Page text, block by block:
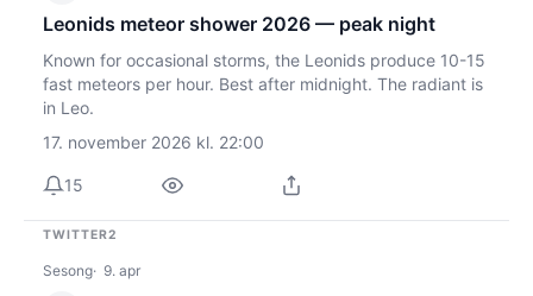
Leonids meteor shower 2026 — peak night
Known for occasional storms, the Leonids produce 10-15
fast meteors per hour. Best after midnight. The radiant is
in Leo.
17. november 2026 kl. 22:00
15
TWITTER2
Sesong 9. apr